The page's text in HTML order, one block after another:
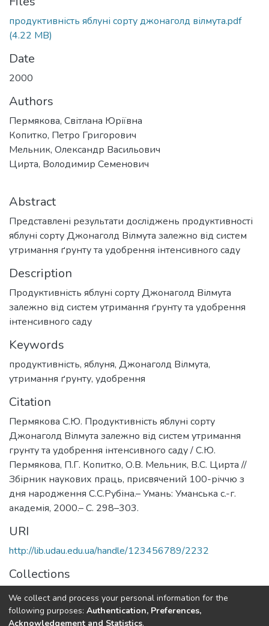
продуктивність яблуні сорту джонаголд вілмута.pdf
(4.22 MB)
Date
2000
Authors
Пермякова, Світлана Юріївна
Копитко, Петро Григорович
Мельник, Олександр Васильович
Цирта, Володимир Семенович
Abstract
Представлені результати досліджень продуктивності
яблуні сорту Джонаголд Вілмута залежно від систем
утримання ґрунту та удобрення інтенсивного саду
Description
Продуктивність яблуні сорту Джонаголд Вілмута
залежно від систем утримання ґрунту та удобрення
інтенсивного саду
Keywords
продуктивність, яблуня, Джонаголд Вілмута,
утримання ґрунту, удобрення
Citation
Пермякова С.Ю. Продуктивність яблуні сорту
Джонаголд Вілмута залежно від систем утримання
грунту та удобрення інтенсивного саду / С.Ю.
Пермякова, П.Г. Копитко, О.В. Мельник, В.С. Цирта //
Збірник наукових праць, присвячений 100-річчю з
дня народження С.С.Рубіна.– Умань: Уманська с.-г.
академія, 2000.– С. 298–303.
URI
http://lib.udau.edu.ua/handle/123456789/2232
Collections
Кафедра плодівництва і виноградарства
Full item page
We collect and process your personal information for the
following purposes: Authentication, Preferences,
Acknowledgement and Statistics.